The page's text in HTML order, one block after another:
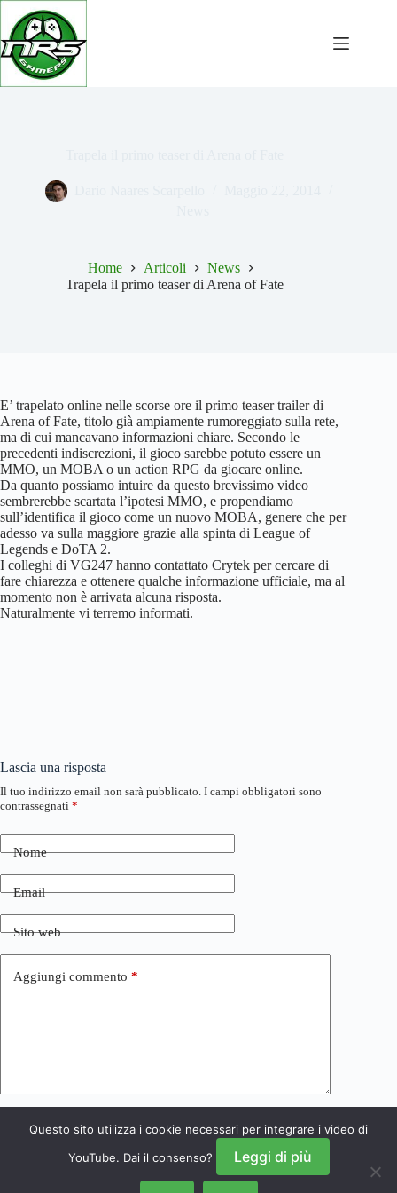
Salta
contenuto
Home Articoli
News
Trapela il primo teaser di Arena of Fate
E’ trapelato online nelle scorse ore il primo teaser trailer di
Arena of Fate, titolo già ampiamente rumoreggiato sulla rete,
ma di cui mancavano informazioni chiare. Secondo le
precedenti indiscrezioni, il gioco sarebbe potuto essere un
MMO, un MOBA o un action RPG da giocare online.
Da quanto possiamo intuire da questo brevissimo video
sembrerebbe scartata l’ipotesi MMO, e propendiamo
sull’identifica il gioco come un nuovo MOBA, genere che per
adesso va sulla maggiore grazie alla spinta di League of
Legends e DoTA 2.
I colleghi di VG247 hanno contattato Crytek per cercare di
fare chiarezza e ottenere qualche informazione ufficiale, ma al
momento non è arrivata alcuna risposta.
Naturalmente vi terremo informati.
Lascia una risposta
Il tuo indirizzo email non sarà pubblicato. I campi obbligatori sono
contrassegnati *
Nome
Email
Sito web
Aggiungi commento *
Invia commento
Questo sito utilizza i cookie necessari per integrare i video di
YouTube. Dai il consenso?
Leggi di più